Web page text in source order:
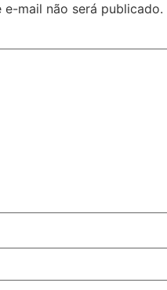
e-mail não será publicado.